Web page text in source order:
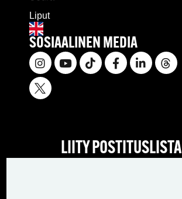
Liput
SOSIAALINEN MEDIA
LIITY